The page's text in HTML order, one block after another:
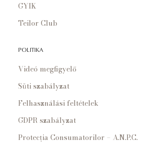
GYIK
Teilor Club
POLITIKA
Videó megfigyelő
Süti szabályzat
Felhasználási feltételek
GDPR szabályzat
Protecția Consumatorilor – A.N.P.C.